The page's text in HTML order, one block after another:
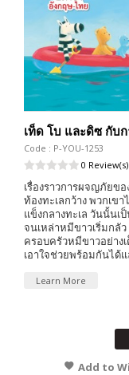
เท็ด โบ และดิซ กับ
Code : P-YOU-1253
0 Review(s)
เรื่องราวการผจญภัยข
ท้องทะเลกว้าง พวกเ
แข็งกลางทะเล วันนั้นเ
จนเหล่าหมีขาวเริ่มกลั
ครอบครัวหมีขาวอย่าง
เอาใจช่วยพร้อมกันได้
Learn More
Add to